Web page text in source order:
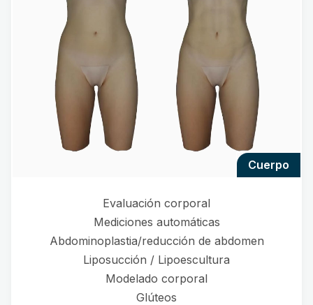
cuerpo
Evaluación corporal
Mediciones automáticas
Abdominoplastia/reducción de abdomen
Liposucción / Lipoescultura
Modelado corporal
Glúteos